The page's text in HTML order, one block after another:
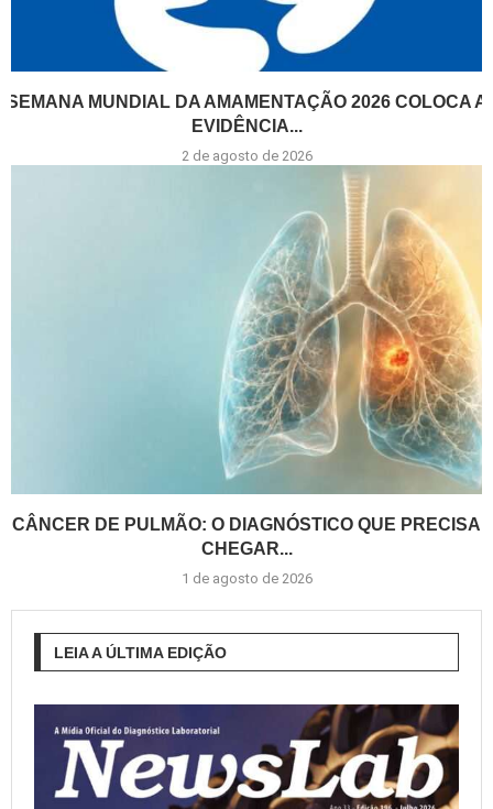
SEMANA MUNDIAL DA AMAMENTAÇÃO 2026 COLOCA A
EVIDÊNCIA...
2 de agosto de 2026
CÂNCER DE PULMÃO: O DIAGNÓSTICO QUE PRECISA
CHEGAR...
1 de agosto de 2026
LEIA A ÚLTIMA EDIÇÃO